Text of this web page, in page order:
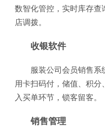
数智化管控，实时库存查
店调拨。
收银软件
服装公司会员销售系
用卡扫码付，储值、积分
入买单环节，锁客留客。
销售管理